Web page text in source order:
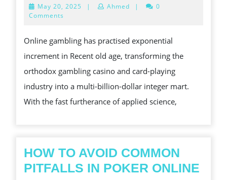
TO
IN
2025
May 20, 2025 May
| Ahmed |
0
Comments
Online gambling has practised exponential
increment in Recent old age, transforming the
orthodox gambling casino and card-playing
industry into a multi-billion-dollar integer mart.
With the fast furtherance of applied science,
HOW TO AVOID COMMON
PITFALLS IN POKER ONLINE